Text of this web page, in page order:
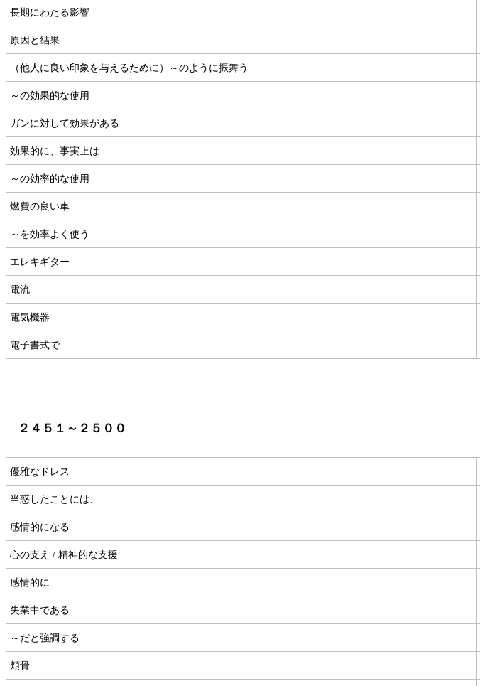
長期にわたる影響
原因と結果
（他人に良い印象を与えるために）～のように振舞う
～の効果的な使用
ガンに対して効果がある
効果的に、事実上は
～の効率的な使用
燃費の良い車
～を効率よく使う
エレキギター
電流
電気機器
電子書式で
２４５１～２５００
優雅なドレス
当惑したことには、
感情的になる
心の支え / 精神的な支援
感情的に
失業中である
～だと強調する
頬骨